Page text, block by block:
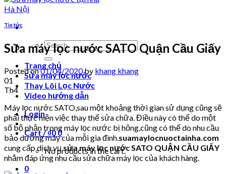
Search
for:
Trang chủ
Sửa máy lọc nước
Thay Lõi Lọc Nước
Video hướng dẫn
Login
Cart /₫00
No products in the cart.
0
Tin tức
Sửa máy lọc nước SATO Quận Cầu Giấy
Posted on01/04/2020by khang khang
01
Th4
Máy lọc nước SATO,sau một khoảng thời gian sử dụng cũng sẽ
phải thực hiện việc thay thế sửa chữa. Điều này có thể do một
số bộ phận trong máy lọc nước bị hỏng,cũng có thể do nhu cầu
bảo dưỡng máy của mỗi gia đình.suamaylocnuoctainha.com
cung cấp dịch vụsửa máy lọc nước SATO QUẬN CẦU GIẤY
nhằm đáp ứng nhu cầu sửa chữa máy lọc của khách hàng.